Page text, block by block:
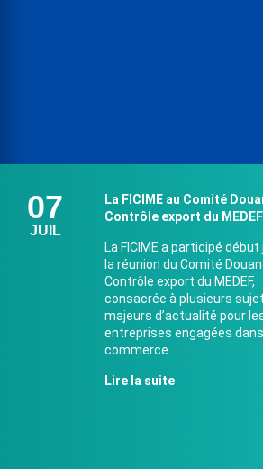
07
JUIL
La FICIME au Comité
Contrôle export du MEDEF
La FICIME a participé début
la réunion du Comité
Contrôle export du MEDEF,
consacrée à plusieurs
majeurs d’actualité pour
entreprises engagées
commerce ...
Lire la suite